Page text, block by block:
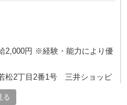
2,000円 ※経験・能力により優
松2丁目2番1号 三井ショッピ
スTOKYO-BAY
る